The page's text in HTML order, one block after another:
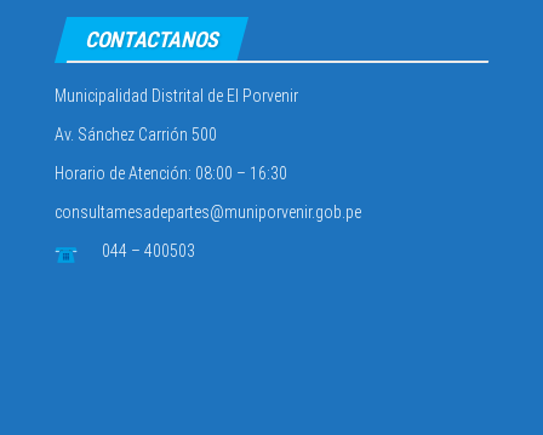
CONTACTANOS
Municipalidad Distrital de El Porvenir
Av. Sánchez Carrión 500
Horario de Atención: 08:00 – 16:30
consultamesadepartes@muniporvenir.gob.pe
044 – 400503